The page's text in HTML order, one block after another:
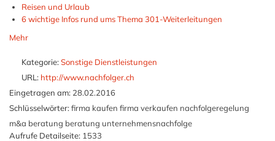
Reisen und Urlaub
6 wichtige Infos rund ums Thema 301-Weiterleitungen
Mehr
Kategorie: Sonstige Dienstleistungen
URL: http://www.nachfolger.ch
Eingetragen am: 28.02.2016
Schlüsselwörter: firma kaufen firma verkaufen nachfolgeregelung
m&a beratung beratung unternehmensnachfolge
Aufrufe Detailseite: 1533